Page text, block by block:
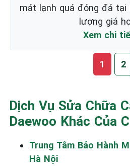
mát lạnh quá đóng đá tại
lượng giá
Xem chi
1 2
Dịch Vụ Sửa Chữa
Daewoo Khác Của
Trung Tâm Bảo Hành
Hà Nội